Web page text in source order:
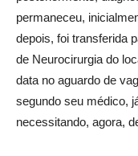
permaneceu,
depois, foi transferida
de Neurocirurgia do
data no aguardo de
segundo seu médico,
necessitando, agora,